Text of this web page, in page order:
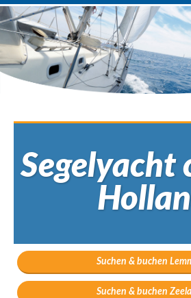
Segelyacht
Suchen & buchen
Suchen & buchen